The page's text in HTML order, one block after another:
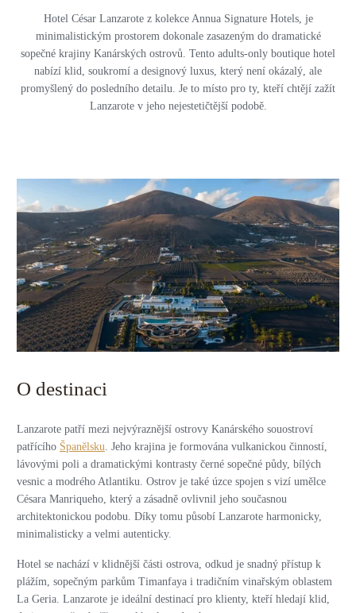
Hotel César Lanzarote z kolekce Annua Signature Hotels, je
minimalistickým prostorem dokonale zasazeným do dramatické
sopečné krajiny Kanárských ostrovů. Tento adults-only boutique hotel
nabízí klid, soukromí a designový luxus, který není okázalý, ale
promyšlený do posledního detailu. Je to místo pro ty, kteří chtějí zažít
Lanzarote v jeho nejestetičtější podobě.
O destinaci
Lanzarote patří mezi nejvýraznější ostrovy Kanárského souostroví
patřícího Španělsku. Jeho krajina je formována vulkanickou činností,
lávovými poli a dramatickými kontrasty černé sopečné půdy, bílých
vesnic a modrého Atlantiku. Ostrov je také úzce spojen s vizí umělce
Césara Manriqueho, který a zásadně ovlivnil jeho současnou
architektonickou podobu. Díky tomu působí Lanzarote harmonicky,
minimalisticky a velmi autenticky.
Hotel se nachází v klidnější části ostrova, odkud je snadný přístup k
plážím, sopečným parkům Timanfaya i tradičním vinařským oblastem
La Geria. Lanzarote je ideální destinací pro klienty, kteří hledají klid,